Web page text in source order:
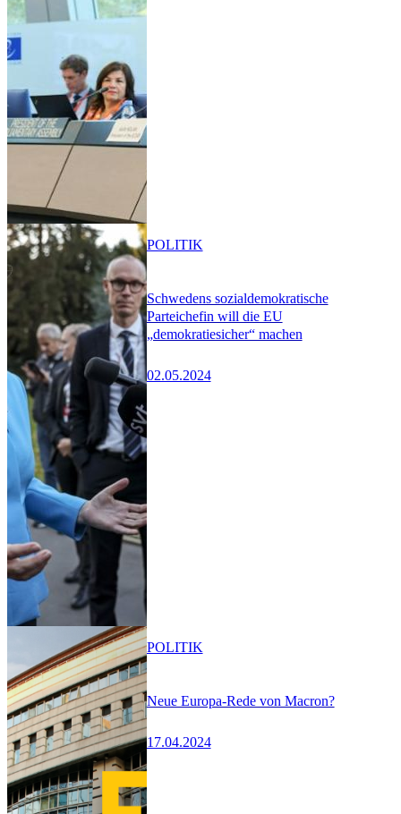
Schwedens sozialdemokratische
Parteichefin will die EU
„demokratiesicher“ machen
02.05.2024
POLITIK
Neue Europa-Rede von Macron?
17.04.2024
POLITIK